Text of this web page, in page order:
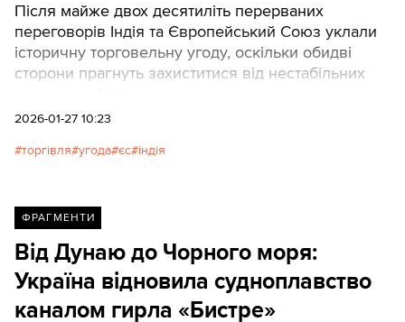
Після майже двох десятиліть перерваних
переговорів Індія та Європейський Союз уклали
історичну торговельну угоду, оскільки обидві
сторони прагнуть захиститися від нестабільних
2026-01-27 10:23
торгівля угода єс індія
ФРАГМЕНТИ
Від Дунаю до Чорного моря:
Україна відновила судноплавство
каналом гирла «Бистре»